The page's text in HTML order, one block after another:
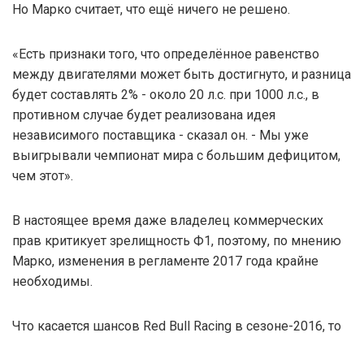
Но Марко считает, что ещё ничего не решено.
«Есть признаки того, что определённое равенство
между двигателями может быть достигнуто, и разница
будет составлять 2% - около 20 л.с. при 1000 л.с., в
противном случае будет реализована идея
независимого поставщика - сказал он. - Мы уже
выигрывали чемпионат мира с большим дефицитом,
чем этот».
В настоящее время даже владелец коммерческих
прав критикует зрелищность Ф1, поэтому, по мнению
Марко, изменения в регламенте 2017 года крайне
необходимы.
Что касается шансов Red Bull Racing в сезоне-2016, то